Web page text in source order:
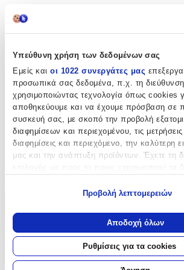
Υπεύθυνη χρήση των δεδομένων σας
Εμείς και οι 1022 συνεργάτες μας
προσωπικά σας δεδομένα, π.χ. τη
χρησιμοποιώντας τεχνολογία όπως cookies
αποθηκεύουμε και να έχουμε πρόσβαση σε
συσκευή σας, με σκοπό την προβολή
διαφημίσεων και περιεχομένου, τις
διαφημίσεις και περιεχόμενο, την καλύτερη
μας και την ανάπτυξη προϊόντων. Έχετε τη
Να συλλέξουμε πληροφορίες σχετικά
σας τοποθεσία, οι οποίες μπορεί να είναι
απόσταση μερικών μέτρων
Να αναγνωρίσουμε τη συσκευή σας
για συγκεκριμένα χαρακτηριστικά
Προβολή λεπτομερειών
Αποδοχή όλων
Ρυθμίσεις για τα cookies
Είδος:
Χαρτοπετσέτα
Ποσότητα
Πλήθος Χαρτοπετσετών:
40
τμχ
Συσκευασία:
1
Χαρακτηριστικά